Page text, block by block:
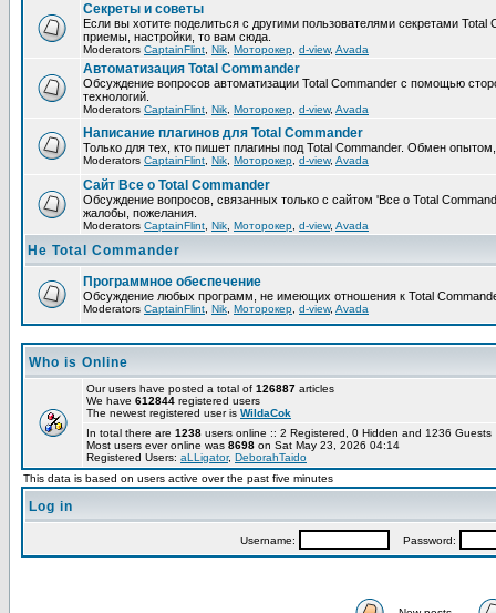
Секреты и советы
Если вы хотите поделиться с другими пользователями секретами Total
приемы, настройки, то вам сюда.
Moderators CaptainFlint Nik Моторокер d-view, Avada
Автоматизация Total Commander
Обсуждение вопросов автоматизации Total Commander с помощью
технологий.
Moderators CaptainFlint Nik Моторокер d-view, Avada
Написание плагинов для Total Commander
Только для тех, кто пишет плагины под Total Commander. Обмен
Moderators CaptainFlint Nik Моторокер d-view, Avada
Сайт Все о Total Commander
Обсуждение вопросов, связанных только с сайтом 'Все о Total
жалобы, пожелания.
Moderators CaptainFlint Nik Моторокер d-view, Avada
Не Total Commander
Программное обеспечение
Обсуждение любых программ, не имеющих отношения к Total
Moderators CaptainFlint Nik Моторокер d-view, Avada
Who is Online
Our users have posted a total of 126887 articles
We have 612844 registered users
The newest registered user is WildaCok
In total there are 1238 users online :: 2 Registered, 0 Hidden and 1236
Most users ever online was 8698 on Sat May 23, 2026 04:14
Registered Users: aLLigator, DeborahTaido
This data is based on users active over the past five minutes
Log in
Username: Password: